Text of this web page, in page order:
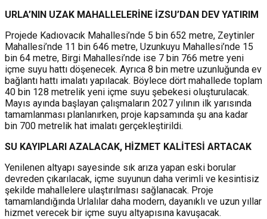
URLA’NIN UZAK MAHALLELERİNE İZSU’DAN DEV YATIRIM
Projede Kadıovacık Mahallesi’nde 5 bin 652 metre, Zeytinler
Mahallesi’nde 11 bin 646 metre, Uzunkuyu Mahallesi’nde 15
bin 64 metre, Birgi Mahallesi’nde ise 7 bin 766 metre yeni
içme suyu hattı döşenecek. Ayrıca 8 bin metre uzunluğunda ev
bağlantı hattı imalatı yapılacak. Böylece dört mahallede toplam
40 bin 128 metrelik yeni içme suyu şebekesi oluşturulacak.
Mayıs ayında başlayan çalışmaların 2027 yılının ilk yarısında
tamamlanması planlanırken, proje kapsamında şu ana kadar
bin 700 metrelik hat imalatı gerçekleştirildi.
SU KAYIPLARI AZALACAK, HİZMET KALİTESİ ARTACAK
Yenilenen altyapı sayesinde sık arıza yapan eski borular
devreden çıkarılacak, içme suyunun daha verimli ve kesintisiz
şekilde mahallelere ulaştırılması sağlanacak. Proje
tamamlandığında Urlalılar daha modern, dayanıklı ve uzun yıllar
hizmet verecek bir içme suyu altyapısına kavuşacak.